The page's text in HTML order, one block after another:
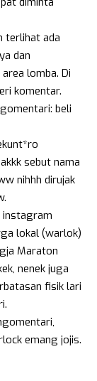
terlihat ada
dan
lomba. Di
komentar.
beli
sebut nama
nihhh dirujak
instagram
lokal (warlok)
Maraton
nenek juga
fisik lari
emang jojis.